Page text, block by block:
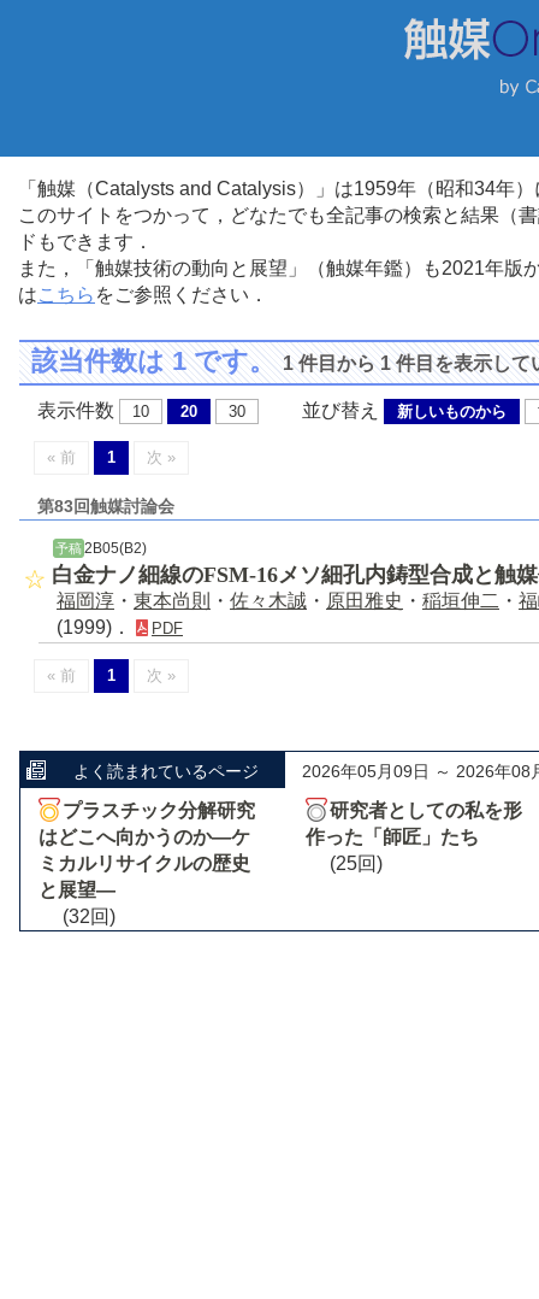
「触媒（Catalysts and Catalysis）」は1959年（昭和34年
このサイトをつかって，どなたでも全記事の検索と結果（
ドもできます．
また，「触媒技術の動向と展望」（触媒年鑑）も2021年
はこちら をご参照ください．
該当件数は 1 です。1 件目から 1 件目を表示して
表示件数 10 20 30 並び替え 新しいものから
« 前 1 次 »
第83回触媒討論会
予稿 2B05(B2)
白金ナノ細線のFSM-16メソ細孔内鋳型合成と触
福岡淳 ・ 東本尚則 ・ 佐々木誠 ・ 原田雅史 ・ 稲垣伸二 ・
(1999)．
PDF
« 前 1 次 »
よく読まれているページ 2026年05月09日 ～ 2026年08
プラスチック分解研究
はどこへ向かうのか―ケ
ミカルリサイクルの歴史
と展望―
(32回)
研究者としての私を形
作った「師匠」たち
(25回)